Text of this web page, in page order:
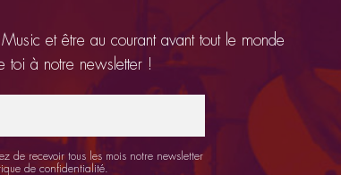
et être au courant avant tout le monde
toi à notre newsletter !
de recevoir tous les mois notre newsletter
de confidentialité